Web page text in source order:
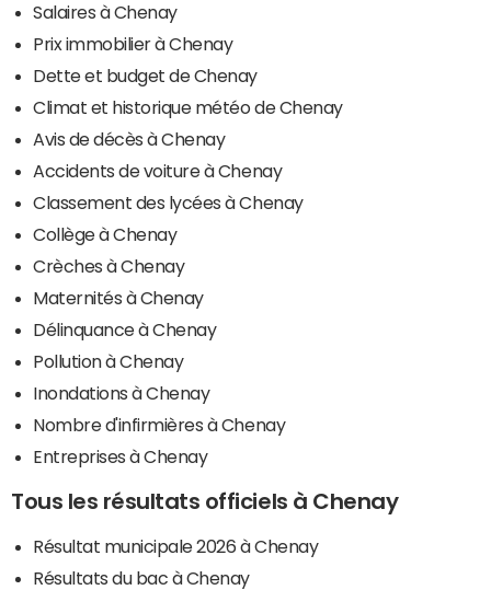
Salaires à Chenay
Prix immobilier à Chenay
Dette et budget de Chenay
Climat et historique météo de Chenay
Avis de décès à Chenay
Accidents de voiture à Chenay
Classement des lycées à Chenay
Collège à Chenay
Crèches à Chenay
Maternités à Chenay
Délinquance à Chenay
Pollution à Chenay
Inondations à Chenay
Nombre d'infirmières à Chenay
Entreprises à Chenay
Tous les résultats officiels à Chenay
Résultat municipale 2026 à Chenay
Résultats du bac à Chenay